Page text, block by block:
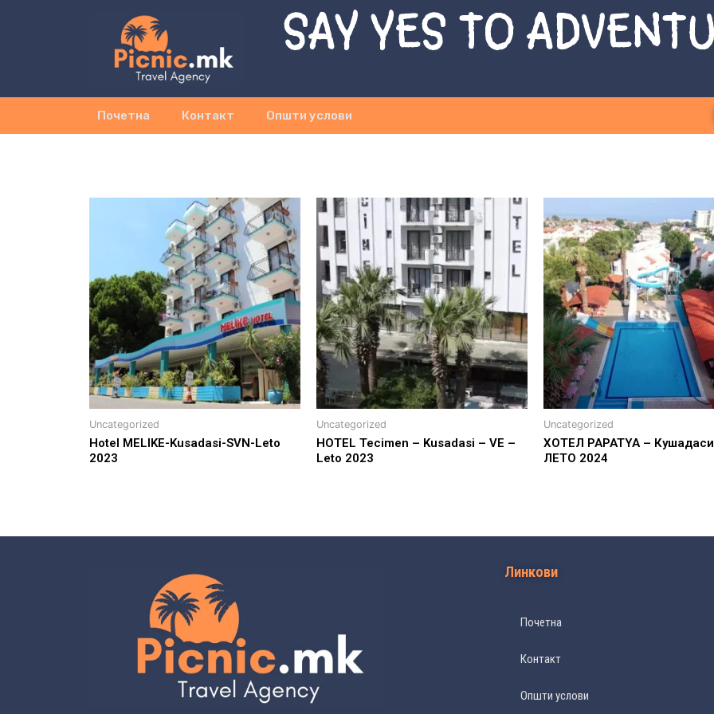
SAY YES TO
Почетна Контакт Општи услови
Uncategorized
Hotel MELIKE-Kusadasi-SVN-Leto
2023
Uncategorized
HOTEL Tecimen – Kusadasi – VE –
Leto 2023
Uncategorized
ХОТЕЛ PAPATYA –
ЛЕТО 2024
Линкови
Почетна
Контакт
Општи услови